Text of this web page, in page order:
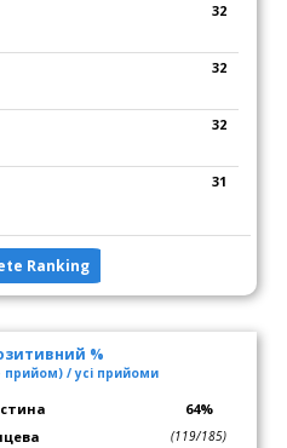
32
32
32
31
Ranking
%
/ усі прийоми
64%
(119/185)